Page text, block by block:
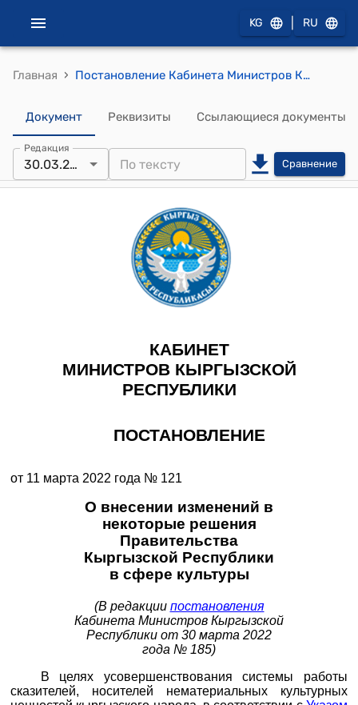
KG RU
Главная › Постановление Кабинета Министров КР от 11 марта 2022 года № 121 "О внесении изменений в некоторые решения Правительства Кыргызской Республики в сфере культуры"
Документ Реквизиты Ссылающиеся документы
Редакция
30.03.2022 Сравнение